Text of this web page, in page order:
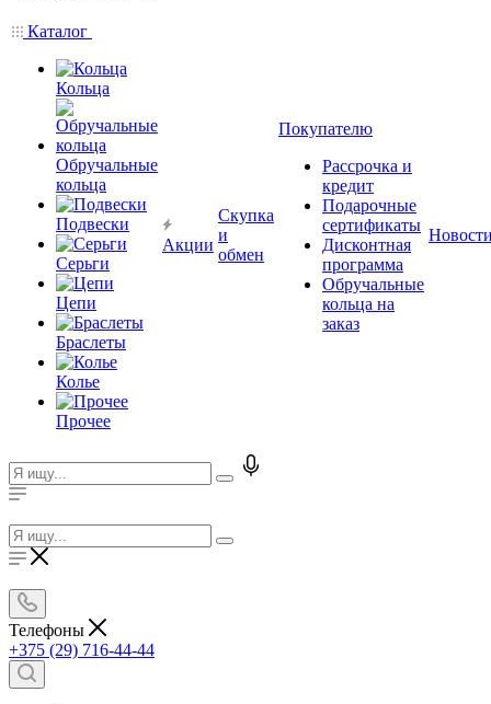
Каталог
Кольца
Обручальные
кольца
Подвески
Серьги
Цепи
Браслеты
Колье
Прочее
Акции
Скупка
и
обмен
Покупателю
Рассрочка и
кредит
Подарочные
сертификаты
Дисконтная
программа
Обручальные
кольца на
заказ
Телефоны
+375 (29) 716-44-44